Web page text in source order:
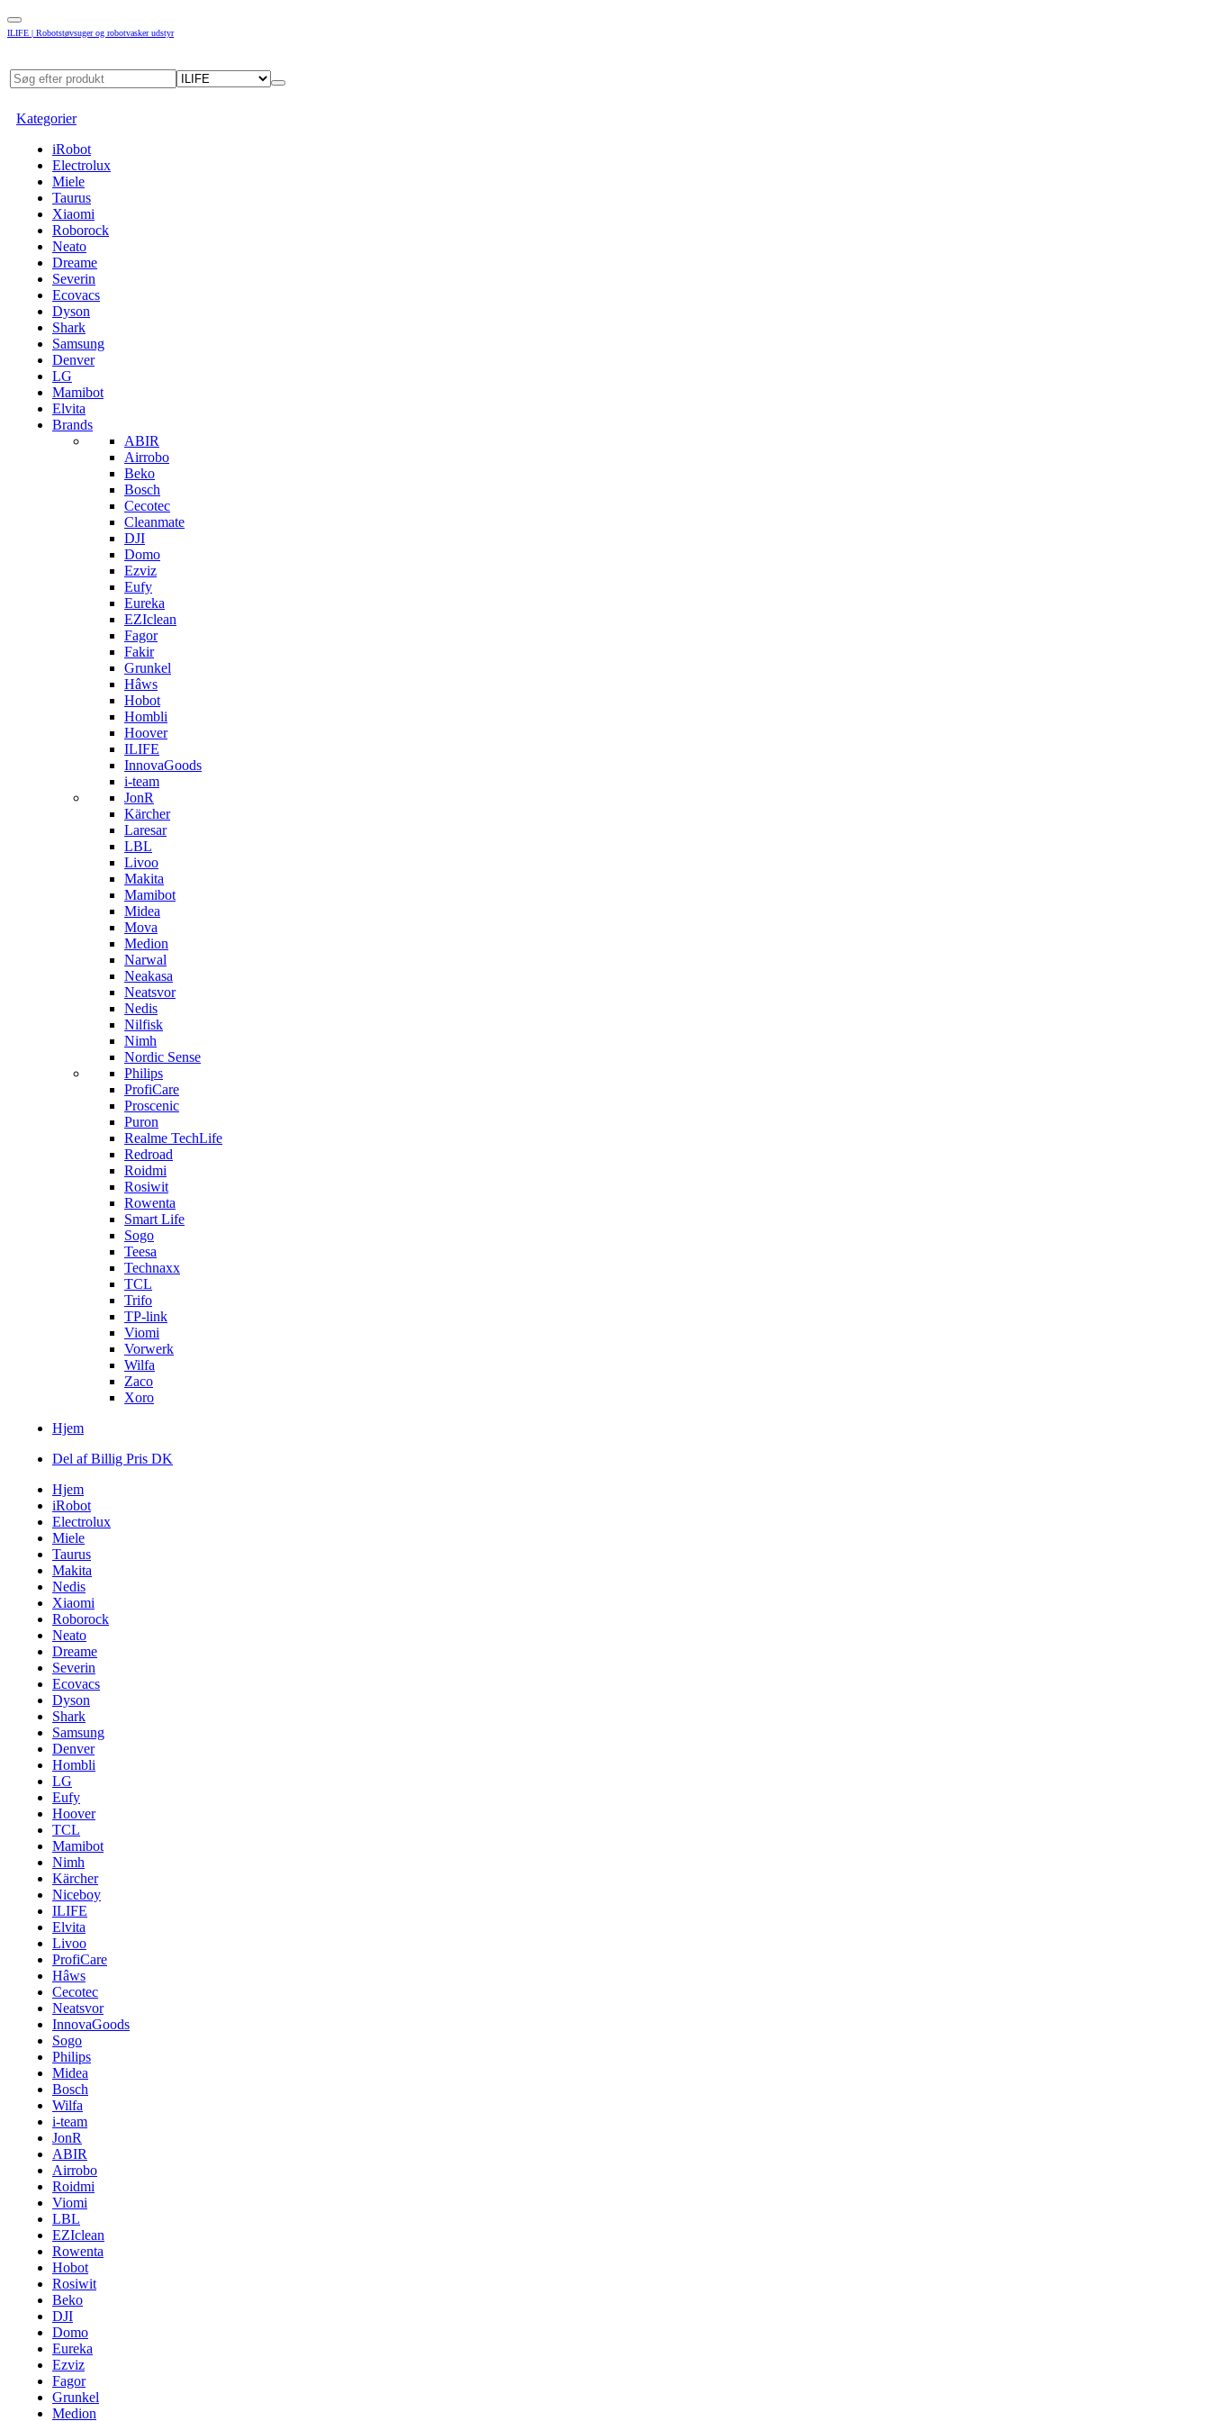
ILIFE | Robotstøvsuger og robotvasker udstyr
Kategorier
iRobot
Electrolux
Miele
Taurus
Xiaomi
Roborock
Neato
Dreame
Severin
Ecovacs
Dyson
Shark
Samsung
Denver
LG
Mamibot
Elvita
Brands
ABIR
Airrobo
Beko
Bosch
Cecotec
Cleanmate
DJI
Domo
Ezviz
Eufy
Eureka
EZIclean
Fagor
Fakir
Grunkel
Hâws
Hobot
Hombli
Hoover
ILIFE
InnovaGoods
i-team
JonR
Kärcher
Laresar
LBL
Livoo
Makita
Mamibot
Midea
Mova
Medion
Narwal
Neakasa
Neatsvor
Nedis
Nilfisk
Nimh
Nordic Sense
Philips
ProfiCare
Proscenic
Puron
Realme TechLife
Redroad
Roidmi
Rosiwit
Rowenta
Smart Life
Sogo
Teesa
Technaxx
TCL
Trifo
TP-link
Viomi
Vorwerk
Wilfa
Zaco
Xoro
Hjem
Del af Billig Pris DK
Hjem
iRobot
Electrolux
Miele
Taurus
Makita
Nedis
Xiaomi
Roborock
Neato
Dreame
Severin
Ecovacs
Dyson
Shark
Samsung
Denver
Hombli
LG
Eufy
Hoover
TCL
Mamibot
Nimh
Kärcher
Niceboy
ILIFE
Elvita
Livoo
ProfiCare
Hâws
Cecotec
Neatsvor
InnovaGoods
Sogo
Philips
Midea
Bosch
Wilfa
i-team
JonR
ABIR
Airrobo
Roidmi
Viomi
LBL
EZIclean
Rowenta
Hobot
Rosiwit
Beko
DJI
Domo
Eureka
Ezviz
Fagor
Grunkel
Medion